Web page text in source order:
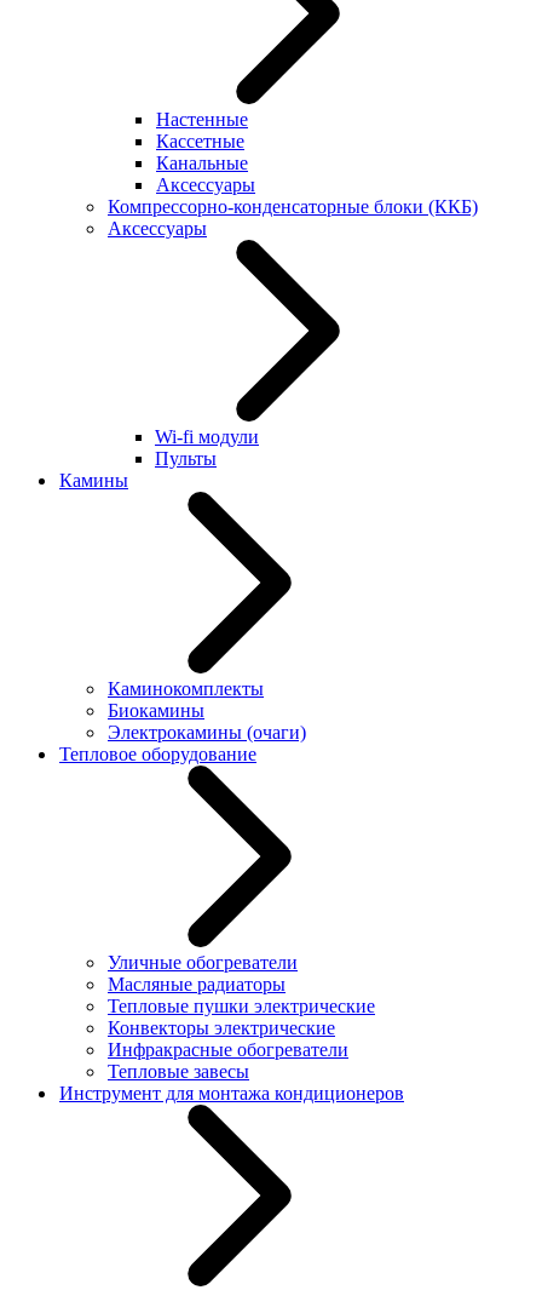
Настенные
Кассетные
Канальные
Аксессуары
Компрессорно-конденсаторные блоки (ККБ)
Аксессуары
Wi-fi модули
Пульты
Камины
Каминокомплекты
Биокамины
Электрокамины (очаги)
Тепловое оборудование
Уличные обогреватели
Масляные радиаторы
Тепловые пушки электрические
Конвекторы электрические
Инфракрасные обогреватели
Тепловые завесы
Инструмент для монтажа кондиционеров